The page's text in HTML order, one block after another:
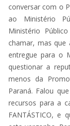
conversar com o
ao Ministério
Ministério
chamar, mas
entregue para o
questionar a
menos da
Paraná. Falou
recursos para a
FANTÁSTICO,